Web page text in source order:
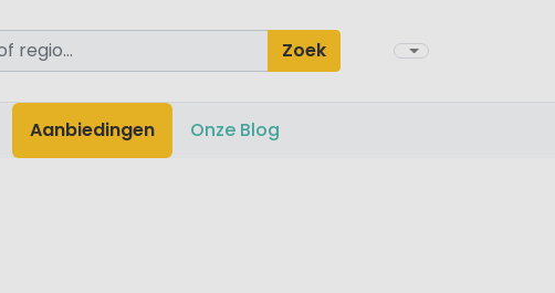
Zoek
Aanbiedingen Onze Blog